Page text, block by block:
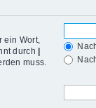
ein Wort,
durch
muss.